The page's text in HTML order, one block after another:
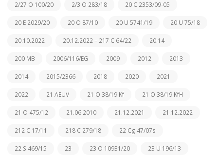
2/27 O 100/20 2/3 O 283/18 20 C 2353/09-05
20 E 2029/20 20 O 87/10 20 U 5741/19 20 U 75/18
20.10.2022 20.12.2022 – 217 C 64/22 20.14
200 MB 2006/116/EG 2009 2012 2013
2014 2015/2366 2018 2020 2021
2022 21 AEUV 21 O 38/19 Kf 21 O 38/19 KfH
21 O 475/12 21.06.2010 21.12.2021 21.12.2022
212 C 17/11 218 C 279/18 22 Cg 47/07s
22 S 469/15 23 23 O 10931/20 23 U 196/13